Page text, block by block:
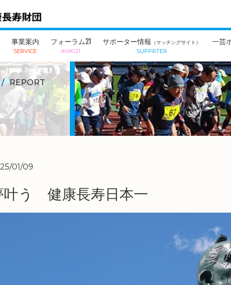
事業案内
SERVICE
フォーラム21
IKIIKI21
サポーター情報 （マッチングサイト）
SUPPRTER
一芸
REPORT
01/09
叶う 健康長寿日本一